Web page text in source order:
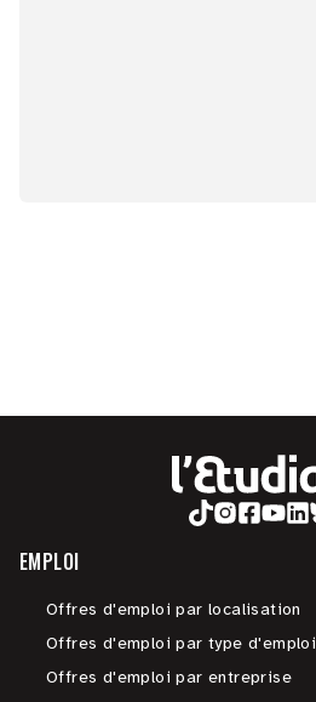
EMPLOI
Offres d'emploi par localisation
Offres d'emploi par type d'emploi
Offres d'emploi par entreprise